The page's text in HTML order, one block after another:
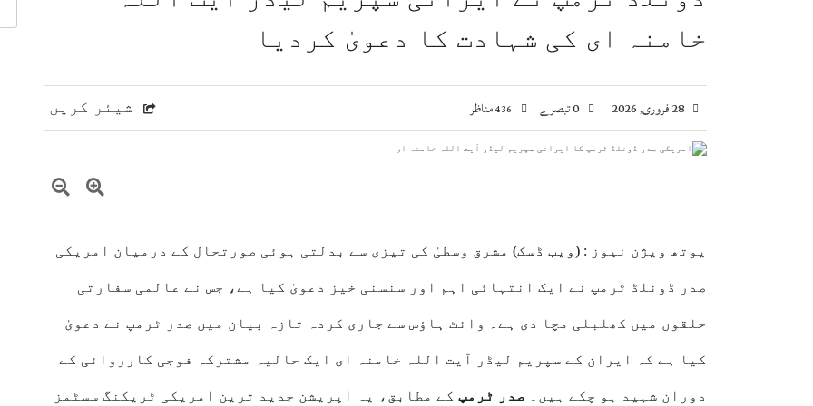
پاکستان اور جاپان میں ترقیاتی تعاون بڑھانے پر اتفاق، ML-1 منصوبہ بھی ایجنڈے میں شامل
وزیراعظم شہباز شریف سے جاپان انٹرنیشنل کوآپریشن ایجنسی (JICA) کے 9 رکنی وفد کی ملاقات، تعاون بڑھانے پر تبادلہ خیال
خامنہ ای کی شہادت کا دعویٰ کردیا
شیئر کریں 28 فروری, 2026 436مناظر
یوتھ ویژن نیوز : (ویب ڈسک) مشرق وسطیٰ کی تیزی سے بدلتی ہوئی صورتحال کے درمیان امریکی
صدر ڈونلڈ ٹرمپ نے ایک انتہائی اہم اور سنسنی خیز دعویٰ کیا ہے، جس نے عالمی سفارتی
حلقوں میں کھلبلی مچا دی ہے۔ وائٹ ہاؤس سے جاری کردہ تازہ بیان میں صدر ٹرمپ نے دعویٰ
کیا ہے کہ ایران کے سپریم لیڈر آیت اللہ خامنہ ای ایک حالیہ مشترکہ فوجی کارروائی کے
دوران شہید ہو چکے ہیں۔ صدر ٹرمپ کے مطابق، یہ آپریشن جدید ترین امریکی ٹریکنگ سسٹمز